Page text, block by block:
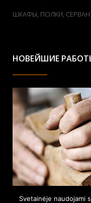
ШКАФЫ, ПОЛКИ,
НОВЕЙШИЕ
Svetainėje naudojami